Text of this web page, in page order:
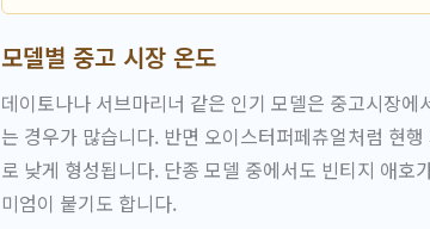
모델별 중고 시장 온도
데이토나나 서브마리너 같은 인기 모델은 중고시장
는 경우가 많습니다. 반면 오이스터퍼페츄얼처럼 현
로 낮게 형성됩니다. 단종 모델 중에서도 빈티지 애
미엄이 붙기도 합니다.